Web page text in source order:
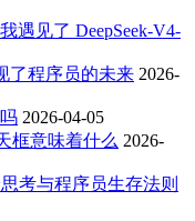
遇见了 DeepSeek-V4-
了程序员的未来 2026-
2026-04-05
框意味着什么 2026-
考与程序员生存法则